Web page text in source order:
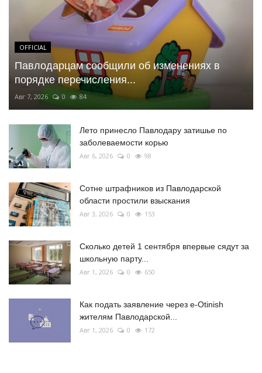
OFFICIAL
Павлодарцам сообщили об изменениях в
порядке перечисления...
Авг 7, 2026 0 84
Лето принесло Павлодару затишье по
заболеваемости корью
Авг 6, 2026 0 98
Сотне штрафников из Павлодарской
области простили взыскания
Авг 3, 2026 0 153
Сколько детей 1 сентября впервые сядут за
школьную парту...
Авг 1, 2026 0 650
Как подать заявление через e-Otinish
жителям Павлодарской...
Авг 1, 2026 0 172